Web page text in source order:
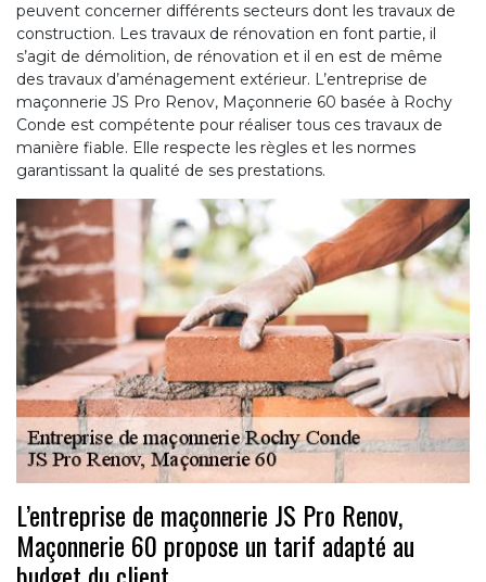
peuvent concerner différents secteurs dont les travaux de
construction. Les travaux de rénovation en font partie, il
s’agit de démolition, de rénovation et il en est de même
des travaux d’aménagement extérieur. L’entreprise de
maçonnerie JS Pro Renov, Maçonnerie 60 basée à Rochy
Conde est compétente pour réaliser tous ces travaux de
manière fiable. Elle respecte les règles et les normes
garantissant la qualité de ses prestations.
L’entreprise de maçonnerie JS Pro Renov,
Maçonnerie 60 propose un tarif adapté au